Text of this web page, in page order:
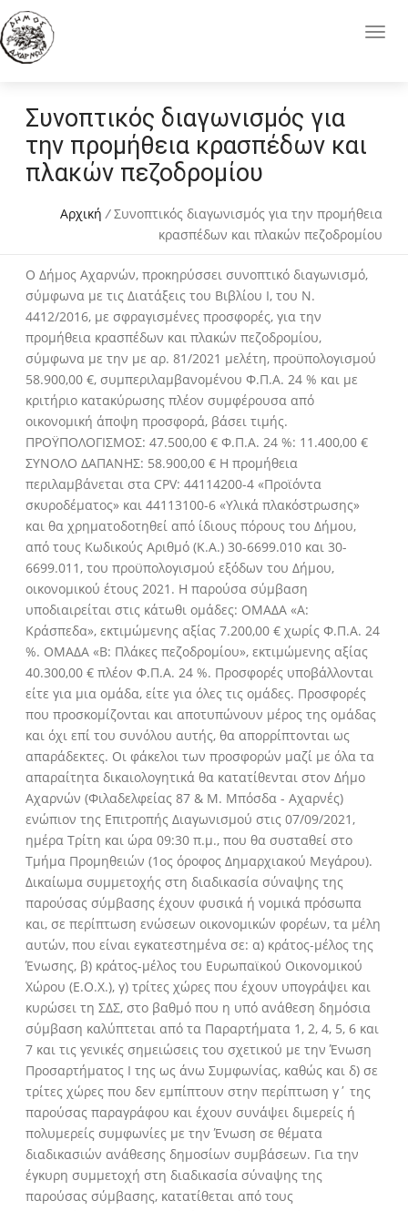
Συνοπτικός διαγωνισμός για
την προμήθεια κρασπέδων και
πλακών πεζοδρομίου
Αρχική /Συνοπτικός διαγωνισμός για την προμήθεια
κρασπέδων και πλακών πεζοδρομίου
Ο Δήμος Αχαρνών, προκηρύσσει συνοπτικό διαγωνισμό,
σύμφωνα με τις Διατάξεις του Βιβλίου Ι, του Ν.
4412/2016, με σφραγισμένες προσφορές, για την
προμήθεια κρασπέδων και πλακών πεζοδρομίου,
σύμφωνα με την με αρ. 81/2021 μελέτη, προϋπολογισμού
58.900,00 €, συμπεριλαμβανομένου Φ.Π.Α. 24 % και με
κριτήριο κατακύρωσης πλέον συμφέρουσα από
οικονομική άποψη προσφορά, βάσει τιμής.
ΠΡΟΫΠΟΛΟΓΙΣΜΟΣ: 47.500,00 € Φ.Π.Α. 24 %: 11.400,00 €
ΣΥΝΟΛΟ ΔΑΠΑΝΗΣ: 58.900,00 € Η προμήθεια
περιλαμβάνεται στα CPV: 44114200-4 «Προϊόντα
σκυροδέματος» και 44113100-6 «Υλικά πλακόστρωσης»
και θα χρηματοδοτηθεί από ίδιους πόρους του Δήμου,
από τους Κωδικούς Αριθμό (Κ.Α.) 30-6699.010 και 30-
6699.011, του προϋπολογισμού εξόδων του Δήμου,
οικονομικού έτους 2021. Η παρούσα σύμβαση
υποδιαιρείται στις κάτωθι ομάδες: ΟΜΑΔΑ «Α:
Κράσπεδα», εκτιμώμενης αξίας 7.200,00 € χωρίς Φ.Π.Α. 24
%. ΟΜΑΔΑ «Β: Πλάκες πεζοδρομίου», εκτιμώμενης αξίας
40.300,00 € πλέον Φ.Π.Α. 24 %. Προσφορές υποβάλλονται
είτε για μια ομάδα, είτε για όλες τις ομάδες. Προσφορές
που προσκομίζονται και αποτυπώνουν μέρος της ομάδας
και όχι επί του συνόλου αυτής, θα απορρίπτονται ως
απαράδεκτες. Οι φάκελοι των προσφορών μαζί με όλα τα
απαραίτητα δικαιολογητικά θα κατατίθενται στον Δήμο
Αχαρνών (Φιλαδελφείας 87 & Μ. Μπόσδα - Αχαρνές)
ενώπιον της Επιτροπής Διαγωνισμού στις 07/09/2021,
ημέρα Τρίτη και ώρα 09:30 π.μ., που θα συσταθεί στο
Τμήμα Προμηθειών (1ος όροφος Δημαρχιακού Μεγάρου).
Δικαίωμα συμμετοχής στη διαδικασία σύναψης της
παρούσας σύμβασης έχουν φυσικά ή νομικά πρόσωπα
και, σε περίπτωση ενώσεων οικονομικών φορέων, τα μέλη
αυτών, που είναι εγκατεστημένα σε: α) κράτος-μέλος της
Ένωσης, β) κράτος-μέλος του Ευρωπαϊκού Οικονομικού
Χώρου (Ε.Ο.Χ.), γ) τρίτες χώρες που έχουν υπογράψει και
κυρώσει τη ΣΔΣ, στο βαθμό που η υπό ανάθεση δημόσια
σύμβαση καλύπτεται από τα Παραρτήματα 1, 2, 4, 5, 6 και
7 και τις γενικές σημειώσεις του σχετικού με την Ένωση
Προσαρτήματος I της ως άνω Συμφωνίας, καθώς και δ) σε
τρίτες χώρες που δεν εμπίπτουν στην περίπτωση γ΄ της
παρούσας παραγράφου και έχουν συνάψει διμερείς ή
πολυμερείς συμφωνίες με την Ένωση σε θέματα
διαδικασιών ανάθεσης δημοσίων συμβάσεων. Για την
έγκυρη συμμετοχή στη διαδικασία σύναψης της
παρούσας σύμβασης, κατατίθεται από τους